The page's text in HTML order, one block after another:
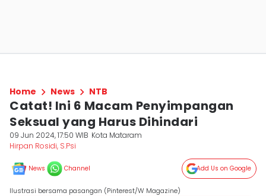
Home News NTB
Catat! Ini 6 Macam Penyimpangan
Seksual yang Harus Dihindari
09 Jun 2024, 17:50 WIB Kota Mataram
Hirpan Rosidi, S.Psi
News Channel Add Us on Google
Ilustrasi bersama pasangan (Pinterest/W Magazine)